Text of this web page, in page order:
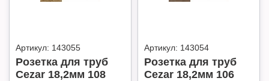
Артикул: 143055
Розетка для труб
Cezar 18,2мм 108
Артикул: 143054
Розетка для труб
Cezar 18,2мм 106